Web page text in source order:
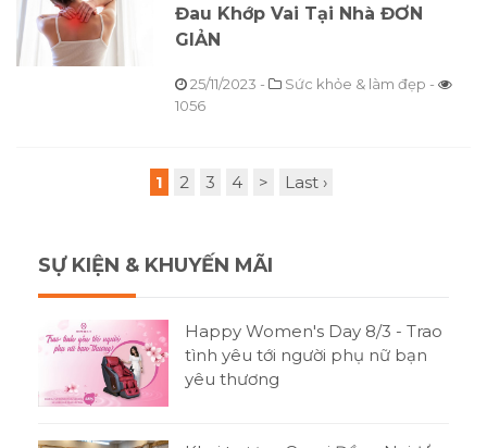
Đau Khớp Vai Tại Nhà ĐƠN
GIẢN
25/11/2023 -
Sức khỏe & làm đẹp -
1056
1 2 3 4 > Last ›
SỰ KIỆN & KHUYẾN MÃI
Happy Women's Day 8/3 - Trao
tình yêu tới người phụ nữ bạn
yêu thương